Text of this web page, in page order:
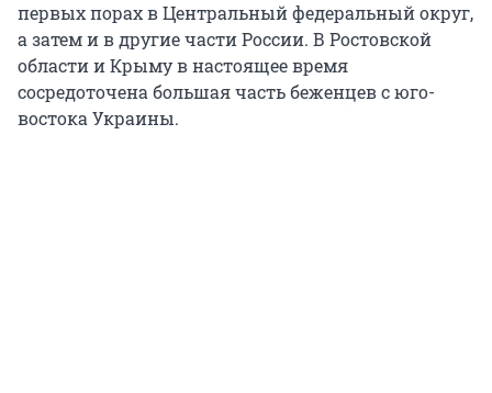
первых порах в Центральный федеральный округ,
а затем и в другие части России. В Ростовской
области и Крыму в настоящее время
сосредоточена большая часть беженцев с юго-
востока Украины.